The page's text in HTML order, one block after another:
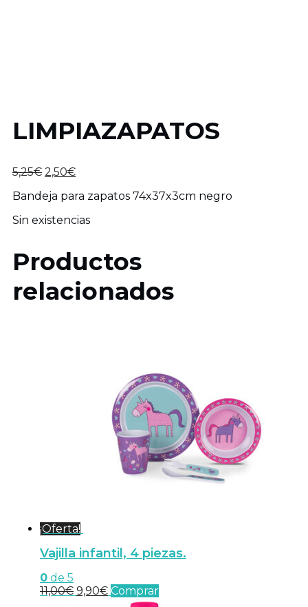
LIMPIAZAPATOS
5,25€ El
original
5,25€.
2,50€El
actual
2,50€.
Bandeja para zapatos 74x37x3cm negro
Sin existencias
Productos
relacionados
¡Oferta!
Vajilla infantil, 4 piezas.
0 de 5
11,00€ El
9,90€El
precio
Comprar